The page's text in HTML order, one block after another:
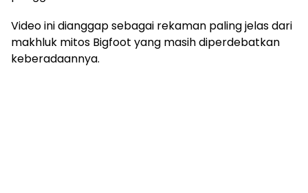
Video ini dianggap sebagai rekaman paling jelas dari
makhluk mitos Bigfoot yang masih diperdebatkan
keberadaannya.